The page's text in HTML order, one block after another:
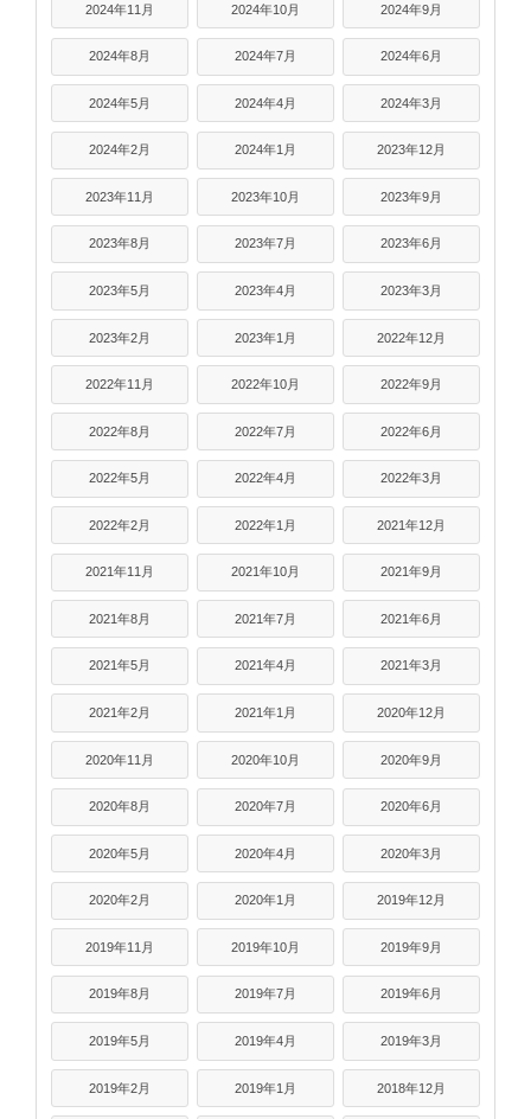
2024年11月 2024年10月 2024年9月
2024年8月 2024年7月 2024年6月
2024年5月 2024年4月 2024年3月
2024年2月 2024年1月 2023年12月
2023年11月 2023年10月 2023年9月
2023年8月 2023年7月 2023年6月
2023年5月 2023年4月 2023年3月
2023年2月 2023年1月 2022年12月
2022年11月 2022年10月 2022年9月
2022年8月 2022年7月 2022年6月
2022年5月 2022年4月 2022年3月
2022年2月 2022年1月 2021年12月
2021年11月 2021年10月 2021年9月
2021年8月 2021年7月 2021年6月
2021年5月 2021年4月 2021年3月
2021年2月 2021年1月 2020年12月
2020年11月 2020年10月 2020年9月
2020年8月 2020年7月 2020年6月
2020年5月 2020年4月 2020年3月
2020年2月 2020年1月 2019年12月
2019年11月 2019年10月 2019年9月
2019年8月 2019年7月 2019年6月
2019年5月 2019年4月 2019年3月
2019年2月 2019年1月 2018年12月